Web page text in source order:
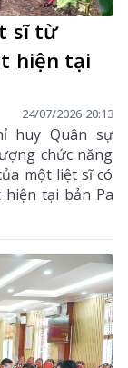
sĩ từ
hiện tại
24/07/2026 20:13
huy Quân sự
chức năng
một liệt sĩ có
tại bản Pa